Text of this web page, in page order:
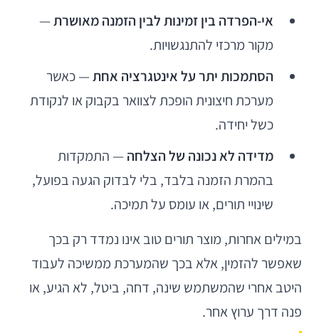
אי-הפרדה בין זמינות לבין הזמנה מאושרת—
מקור מרכזי להתנגשויות.
הסתמכות יתר על אינטגרציה אחת— כאשר
מערכת חיצונית הופכת לצוואר בקבוק או לנקודת
כשל יחידה.
מדידה לא נכונה של הצלחה — התמקדות
בהמרת הזמנה בלבד, בלי לבדוק הגעה בפועל,
שינויי תורים, או עומס על תמיכה.
במילים אחרות, מוצר תורים טוב אינו נמדד רק בכך
שאפשר להזמין, אלא בכך שהמערכת ממשיכה לעבוד
היטב אחרי שהמשתמש שינה, דחה, ביטל, לא הגיע, או
פנה דרך ערוץ אחר.